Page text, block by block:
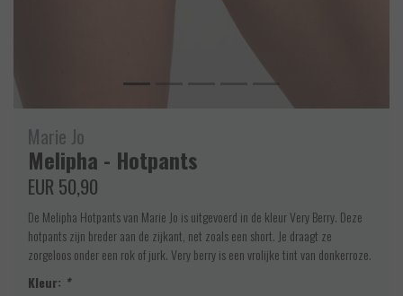
Marie Jo
Melipha - Hotpants
EUR 50,90
De Melipha Hotpants van Marie Jo is uitgevoerd in de kleur Very Berry. Deze
hotpants zijn breder aan de zijkant, net zoals een short. Je draagt ze
zorgeloos onder een rok of jurk. Very berry is een vrolijke tint van donkerroze.
Kleur: *